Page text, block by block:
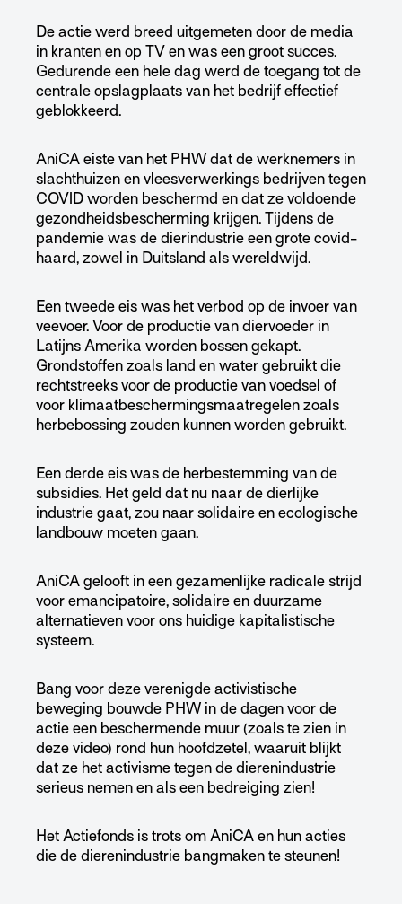
De actie werd breed uitgemeten door de media
in kranten en op TV en was een groot succes.
Gedurende een hele dag werd de toegang tot de
centrale opslagplaats van het bedrijf effectief
geblokkeerd.
AniCA eiste van het PHW dat de werknemers in
slachthuizen en vleesverwerkings bedrijven tegen
COVID worden beschermd en dat ze voldoende
gezondheidsbescherming krijgen. Tijdens de
pandemie was de dierindustrie een grote covid-
haard, zowel in Duitsland als wereldwijd.
Een tweede eis was het verbod op de invoer van
veevoer. Voor de productie van diervoeder in
Latijns Amerika worden bossen gekapt.
Grondstoffen zoals land en water gebruikt die
rechtstreeks voor de productie van voedsel of
voor klimaatbeschermingsmaatregelen zoals
herbebossing zouden kunnen worden gebruikt.
Een derde eis was de herbestemming van de
subsidies. Het geld dat nu naar de dierlijke
industrie gaat, zou naar solidaire en ecologische
landbouw moeten gaan.
AniCA gelooft in een gezamenlijke radicale strijd
voor emancipatoire, solidaire en duurzame
alternatieven voor ons huidige kapitalistische
systeem.
Bang voor deze verenigde activistische
beweging bouwde PHW in de dagen voor de
actie een beschermende muur (zoals te zien in
deze video) rond hun hoofdzetel, waaruit blijkt
dat ze het activisme tegen de dierenindustrie
serieus nemen en als een bedreiging zien!
Het Actiefonds is trots om AniCA en hun acties
die de dierenindustrie bangmaken te steunen!